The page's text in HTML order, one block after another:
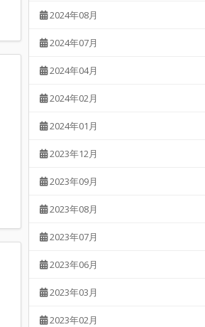
2024年08月
2024年07月
2024年04月
2024年02月
2024年01月
2023年12月
2023年09月
2023年08月
2023年07月
2023年06月
2023年03月
2023年02月